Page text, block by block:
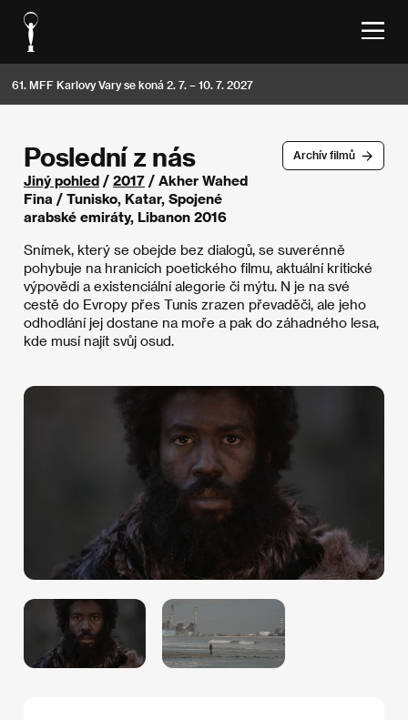
61. MFF Karlovy Vary se koná 2. 7. – 10. 7. 2027
Archív filmů
Poslední z nás
Jiný pohled / 2017 / Akher Wahed
Fina / Tunisko, Katar, Spojené
arabské emiráty, Libanon 2016
Snímek, který se obejde bez dialogů, se suverénně
pohybuje na hranicích poetického filmu, aktuální kritické
výpovědi a existenciální alegorie či mýtu. N je na své
cestě do Evropy přes Tunis zrazen převaděči, ale jeho
odhodlání jej dostane na moře a pak do záhadného lesa,
kde musí najít svůj osud.